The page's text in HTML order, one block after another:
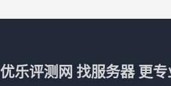
优乐评测网 找服务器 更专